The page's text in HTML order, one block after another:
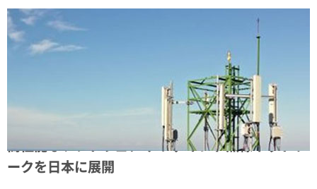
Share
高性能なソフトウェア デファインド無線ネットワ
ークを日本に展開